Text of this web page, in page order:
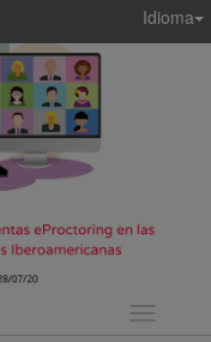
Idioma
Idioma